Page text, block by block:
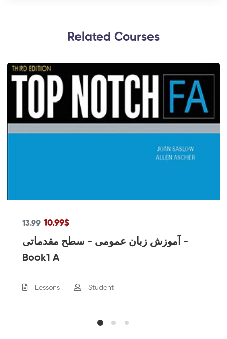
Related Courses​
13.99 10.99$
آموزش زبان عمومی - سطح مقدماتی -
Book1 A
Lessons Student